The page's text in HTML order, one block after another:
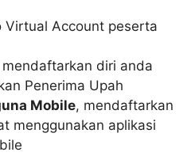
Virtual Account peserta
mendaftarkan diri anda
Penerima Upah
Mobile, mendaftarkan
menggunakan aplikasi